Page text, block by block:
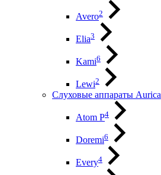
Avero2
Elia3
Kami6
Lewi2
Слуховые аппараты Aurica
Atom P4
Doremi6
Every4